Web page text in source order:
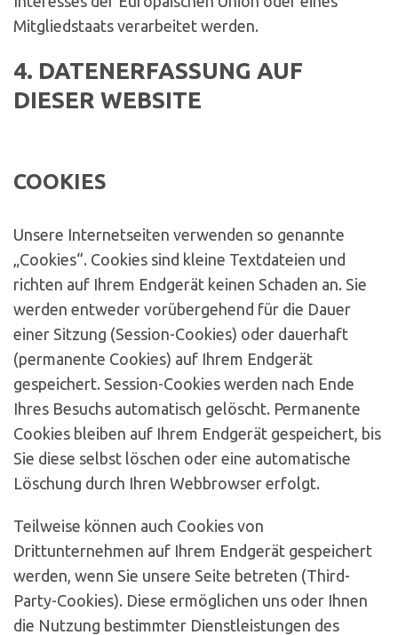
Mitgliedstaats verarbeitet werden.
4. DATENERFASSUNG AUF
DIESER WEBSITE
COOKIES
Unsere Internetseiten verwenden so genannte
„Cookies“. Cookies sind kleine Textdateien und
richten auf Ihrem Endgerät keinen Schaden an. Sie
werden entweder vorübergehend für die Dauer
einer Sitzung (Session-Cookies) oder dauerhaft
(permanente Cookies) auf Ihrem Endgerät
gespeichert. Session-Cookies werden nach Ende
Ihres Besuchs automatisch gelöscht. Permanente
Cookies bleiben auf Ihrem Endgerät gespeichert, bis
Sie diese selbst löschen oder eine automatische
Löschung durch Ihren Webbrowser erfolgt.
Teilweise können auch Cookies von
Drittunternehmen auf Ihrem Endgerät gespeichert
werden, wenn Sie unsere Seite betreten (Third-
Party-Cookies). Diese ermöglichen uns oder Ihnen
die Nutzung bestimmter Dienstleistungen des